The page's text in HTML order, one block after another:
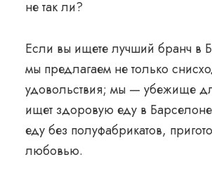
не так ли?
Если вы ищетелучший бранч в
мы предлагаем не только
удовольствия; мы — убежище
ищет здоровую еду в
еду без полуфабрикатов,
любовью.